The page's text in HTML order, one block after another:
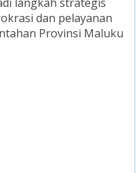
dan pelayanan
Provinsi Maluku